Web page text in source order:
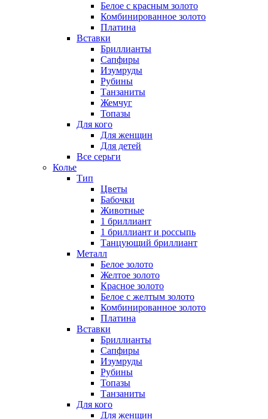
Белое с красным золото
Комбинированное золото
Платина
Вставки
Бриллианты
Сапфиры
Изумруды
Рубины
Танзаниты
Жемчуг
Топазы
Для кого
Для женщин
Для детей
Все серьги
Колье
Тип
Цветы
Бабочки
Животные
1 бриллиант
1 бриллиант и россыпь
Танцующий бриллиант
Металл
Белое золото
Желтое золото
Красное золото
Белое с желтым золото
Комбинированное золото
Платина
Вставки
Бриллианты
Сапфиры
Изумруды
Рубины
Топазы
Танзаниты
Для кого
Для женщин